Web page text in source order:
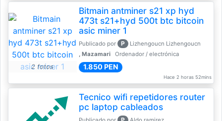
2 fotos
Bitmain antminer s21 xp hyd
473t s21+hyd 500t btc bitcoin
asic miner 1
Publicado por P
Lizhengoucn Lizhengoucn
, Mazamari
Ordenador / electrónica
1.850 PEN
Hace 2 horas 52mins
Tecnico wifi repetidores router
pc laptop cableados